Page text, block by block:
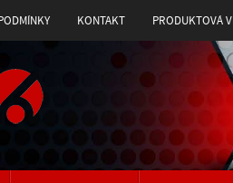
KONTAKT PRODUKTOVÁ